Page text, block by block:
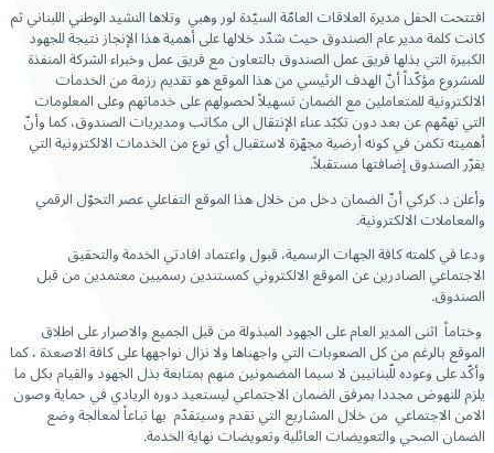
افتتحت الحفل مديرة العلاقات العامّة السيّدة لور وهبي وتلاها النشيد الوطني اللبناني ثم
كانت كلمة مدير عام الصندوق حيث شدّد خلالها على أهمية هذا الإنجاز نتيجة للجهود
الكبيرة التي بذلها فريق عمل الصندوق بالتعاون مع فريق عمل وخبراء الشركة المنفذة
للمشروع مؤكّداً أنّ الهدف الرئيسي من هذا الموقع هو تقديم رزمة من الخدمات
الالكترونية للمتعاملين مع الضمان تسهيلاً لحصولهم على خدماتهم وعلى المعلومات
التي تهمّهم عن بعد دون تكبّد عناء الإنتقال الى مكاتب ومديريات الصندوق، كما وأنّ
أهميته تكمن في كونه أرضية مجهّزة لاستقبال أي نوع من الخدمات الالكترونية التي
يقرّر الصندوق إضافتها مستقبلاً.
وأعلن د. كركي أنّ الضمان دخل من خلال هذا الموقع التفاعلي عصر التحوّل الرقمي
والمعاملات الالكترونية.
ودعا في كلمته كافة الجهات الرسمية، قبول واعتماد افادتي الخدمة والتحقيق
الاجتماعي الصادرين عن الموقع الالكتروني كمستندين رسميين معتمدين من قبل
الصندوق.
وختاماً اثنى المدير العام على الجهود المبذولة من قبل الجميع والاصرار على اطلاق
الموقع بالرغم من كل الصعوبات التي واجهناها ولا نزال نواجهها على كافة الاصعدة ، كما
وأكّد على وعوده للّبنانيين لا سيما المضمونين منهم بمتابعة بذل الجهود والقيام بكل ما
يلزم للنهوض مجددا بمرفق الضمان الاجتماعي ليستعيد دوره الريادي في حماية وصون
الامن الاجتماعي من خلال المشاريع التي تقدم وسيتقدّم بها تباعاً لمعالجة وضع
الضمان الصحي والتعويضات العائلية وتعويضات نهاية الخدمة.